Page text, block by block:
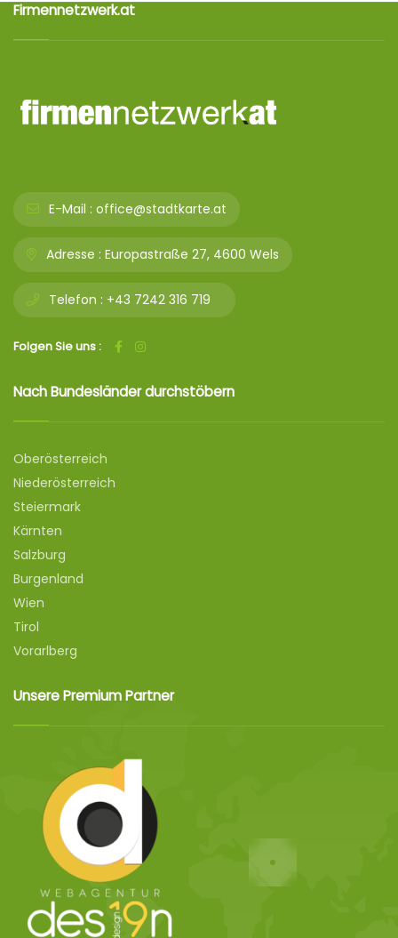
Firmennetzwerk.at
E-Mail : office@stadtkarte.at
Adresse : Europastraße 27, 4600 Wels
Telefon : +43 7242 316 719
Folgen Sie uns :
Nach Bundesländer durchstöbern
Oberösterreich
Niederösterreich
Steiermark
Kärnten
Salzburg
Burgenland
Wien
Tirol
Vorarlberg
Unsere Premium Partner